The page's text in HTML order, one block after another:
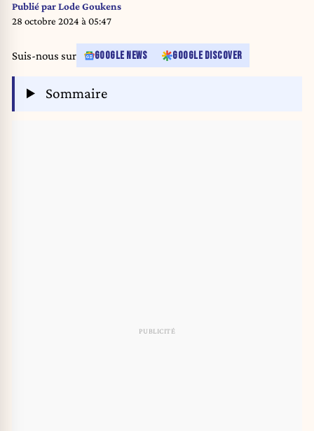
Publié parLode Goukens
28 octobre 2024 à 05:47
Suis-nous sur GOOGLE NEWS GOOGLE DISCOVER
Sommaire